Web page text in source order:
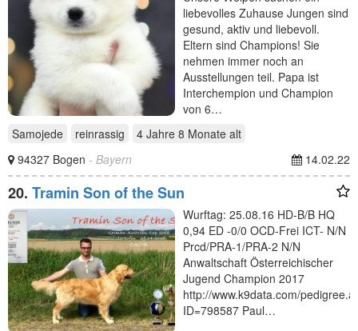
liebevolles Zuhause Jungen sind
gesund, aktiv und liebevoll.
Eltern sind Champions! Sie
nehmen immer noch an
Ausstellungen teil. Papa ist
Interchempion und Champion
von 6…
Samojede
reinrassig 4 Jahre 8 Monate alt
94327 Bogen - Bayern 14.02.22
20. Tramin Son of the Sun
Wurftag: 25.08.16 HD-B/B HQ
0,94 ED -0/0 OCD-Frei ICT- N/N
Prcd/PRA-1/PRA-2 N/N
Anwaltschaft Österreichischer
Jugend Champion 2017
http://www.k9data.com/
ID=798587 Paul…